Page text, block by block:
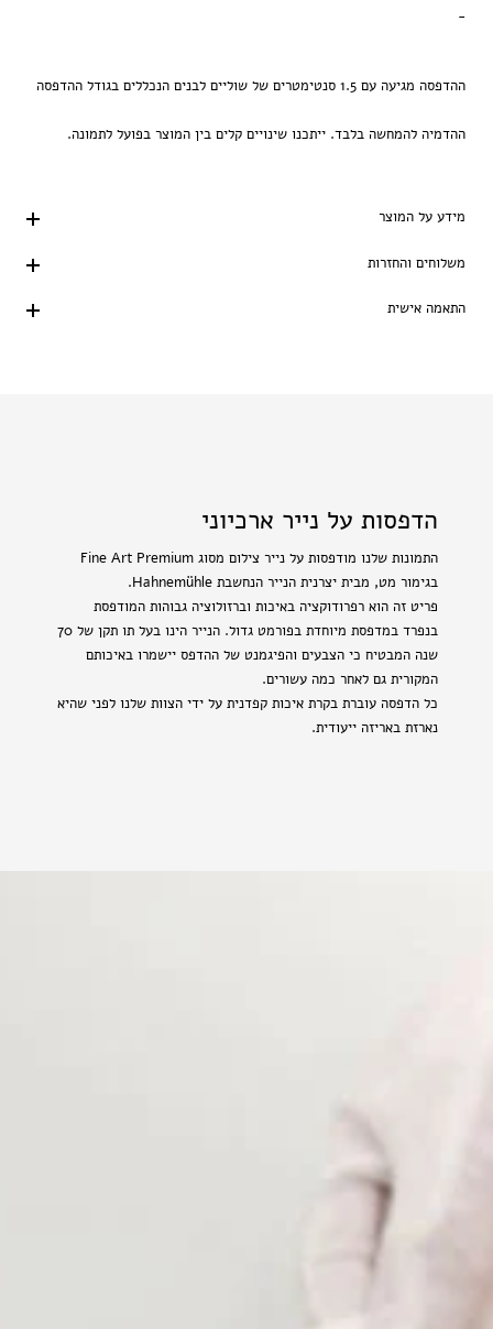
-
ההדפסה מגיעה עם 1.5 סנטימטרים של שוליים לבנים הנכללים בגודל ההדפסה
ההדמיה להמחשה בלבד. ייתכנו שינויים קלים בין המוצר בפועל לתמונה.
מידע על המוצר
משלוחים והחזרות
התאמה אישית
הדפסות על נייר ארכיוני
התמונות שלנו מודפסות על נייר צילום מסוג Fine Art Premium
בגימור מט, מבית יצרנית הנייר הנחשבת Hahnemühle.
פריט זה הוא רפרודוקציה באיכות וברזולוציה גבוהות המודפסת
בנפרד במדפסת מיוחדת בפורמט גדול. הנייר הינו בעל תו תקן של 70
שנה המבטיח כי הצבעים והפיגמנט של ההדפס יישמרו באיכותם
המקורית גם לאחר כמה עשורים.
כל הדפסה עוברת בקרת איכות קפדנית על ידי הצוות שלנו לפני שהיא
נארזת באריזה ייעודית.